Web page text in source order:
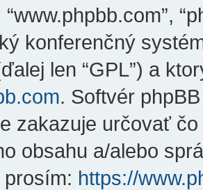
“www.phpbb.com”,
konferenčný
len “GPL”) a
. Softvér
zakazuje určovať
obsahu a/alebo
https://